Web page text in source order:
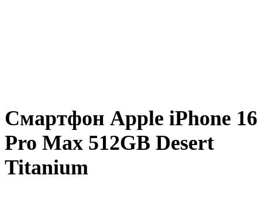
Смартфон Apple iPhone 16
Pro Max 512GB Desert
Titanium